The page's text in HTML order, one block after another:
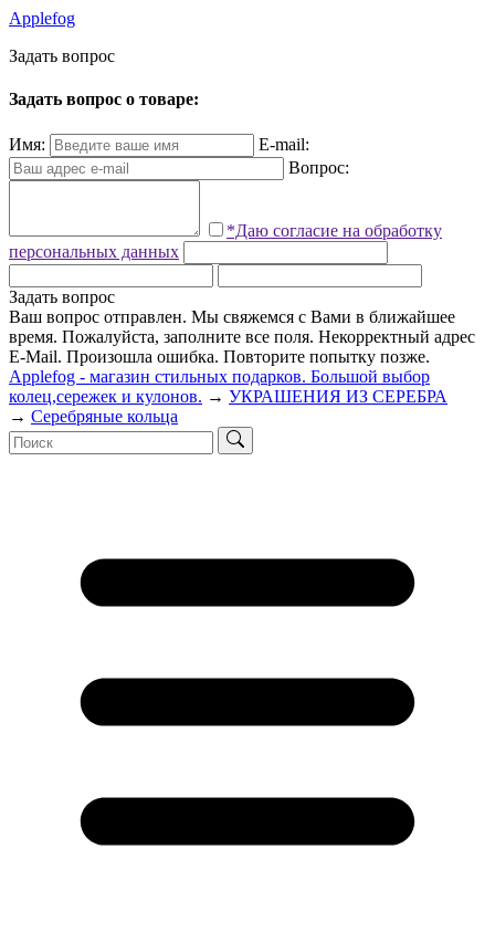
Applefog
Задать вопрос
Задать вопрос о товаре:
Имя:
E-mail:
Вопрос:
*Даю согласие на обработку
персональных данных
Задать вопрос
Ваш вопрос отправлен. Мы свяжемся с Вами в ближайшее
время. Пожалуйста, заполните все поля. Некорректный адрес
E-Mail. Произошла ошибка. Повторите попытку позже.
Applefog - магазин стильных подарков. Большой выбор
колец,сережек и кулонов. → УКРАШЕНИЯ ИЗ СЕРЕБРА
→ Серебряные кольца